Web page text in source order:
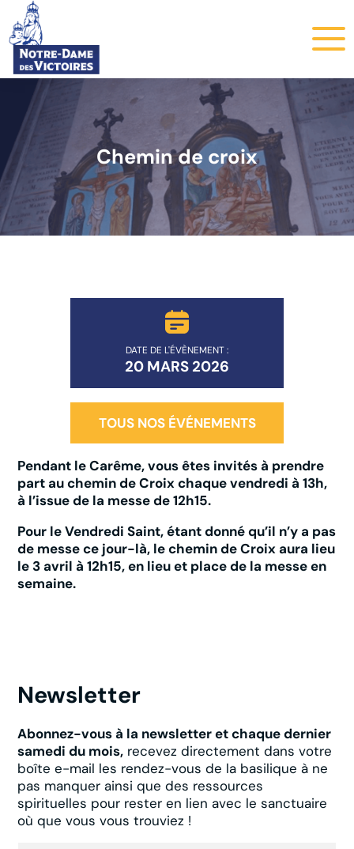
Chemin de croix
DATE DE L'ÉVÈNEMENT :
20 MARS 2026
TOUS NOS ÉVÉNEMENTS
Pendant le Carême, vous êtes invités à prendre
part au chemin de Croix chaque vendredi à 13h,
à l’issue de la messe de 12h15.
Pour le Vendredi Saint, étant donné qu’il n’y a pas
de messe ce jour-là, le chemin de Croix aura lieu
le 3 avril à 12h15, en lieu et place de la messe en
semaine.
Newsletter
Abonnez-vous à la newsletter et chaque dernier
samedi du mois, recevez directement dans votre
boîte e-mail les rendez-vous de la basilique à ne
pas manquer ainsi que des ressources
spirituelles pour rester en lien avec le sanctuaire
où que vous vous trouviez !